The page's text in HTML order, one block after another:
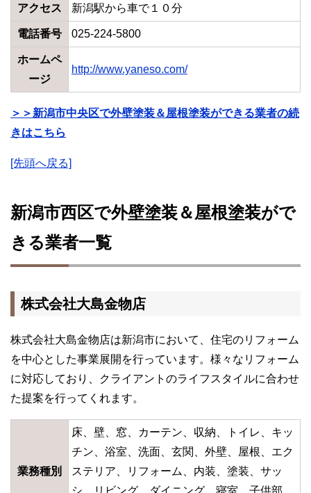
アクセス 新潟駅から車で１０分
電話番号 025-224-5800
ホームペ
ージ
http://www.yaneso.com/
＞＞新潟市中央区で外壁塗装＆屋根塗装ができる業者の続
きはこちら
[先頭へ戻る]
新潟市西区で外壁塗装＆屋根塗装がで
きる業者一覧
株式会社大島金物店
株式会社大島金物店は新潟市において、住宅のリフォーム
を中心とした事業展開を行っています。様々なリフォーム
に対応しており、クライアントのライフスタイルに合わせ
た提案を行ってくれます。
業務種別
床、壁、窓、カーテン、収納、トイレ、キッ
チン、浴室、洗面、玄関、外壁、屋根、エク
ステリア、リフォーム、内装、塗装、サッ
シ、リビング、ダイニング、寝室、子供部